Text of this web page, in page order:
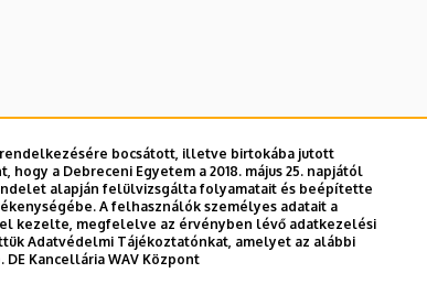
telefonkönyvében|Külső személyek rögzítése
bocsátott, illetve birtokába jutott
a Debreceni Egyetem a 2018. május 25. napjától
alapján felülvizsgálta folyamatait és beépítette
A felhasználók személyes adatait a
kezelte, megfelelve az érvényben lévő adatkezelési
Adatvédelmi Tájékoztatónkat, amelyet az alábbi
DE Kancellária WAV Központ